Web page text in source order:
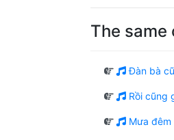
The
Đàn bà
Rồi cũng
Mưa đêm